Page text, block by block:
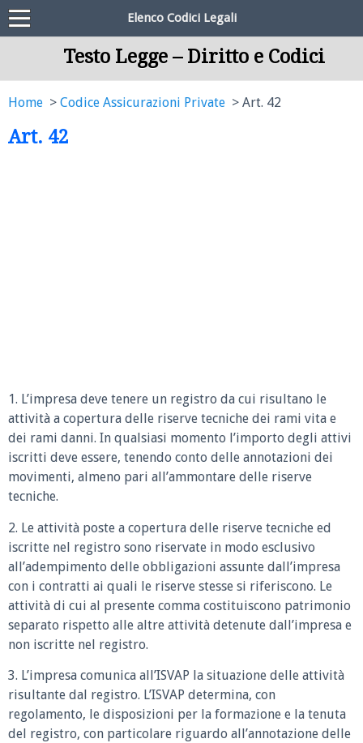
Elenco Codici Legali
Testo Legge – Diritto e Codici
Home Codice Assicurazioni Private Art. 42
Art. 42
1. L’impresa deve tenere un registro da cui risultano le
attività a copertura delle riserve tecniche dei rami vita e
dei rami danni. In qualsiasi momento l’importo degli attivi
iscritti deve essere, tenendo conto delle annotazioni dei
movimenti, almeno pari all’ammontare delle riserve
tecniche.
2. Le attività poste a copertura delle riserve tecniche ed
iscritte nel registro sono riservate in modo esclusivo
all’adempimento delle obbligazioni assunte dall’impresa
con i contratti ai quali le riserve stesse si riferiscono. Le
attività di cui al presente comma costituiscono patrimonio
separato rispetto alle altre attività detenute dall’impresa e
non iscritte nel registro.
3. L’impresa comunica all’ISVAP la situazione delle attività
risultante dal registro. L’ISVAP determina, con
regolamento, le disposizioni per la formazione e la tenuta
del registro, con particolare riguardo all’annotazione delle